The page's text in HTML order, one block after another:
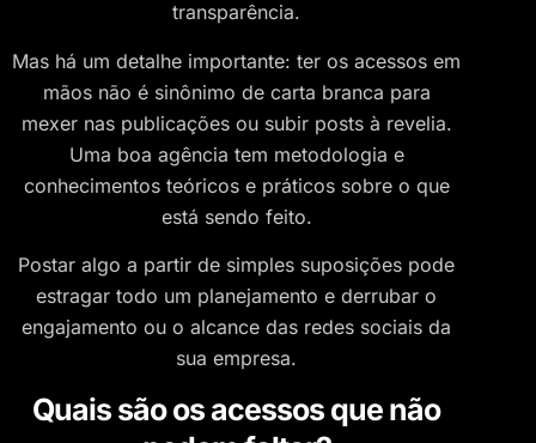
transparência.
Mas há um detalhe importante: ter os acessos em
mãos não é sinônimo de carta branca para
mexer nas publicações ou subir posts à revelia.
Uma boa agência tem metodologia e
conhecimentos teóricos e práticos sobre o que
está sendo feito.
Postar algo a partir de simples suposições pode
estragar todo um planejamento e derrubar o
engajamento ou o alcance das redes sociais da
sua empresa.
Quais são os acessos que não